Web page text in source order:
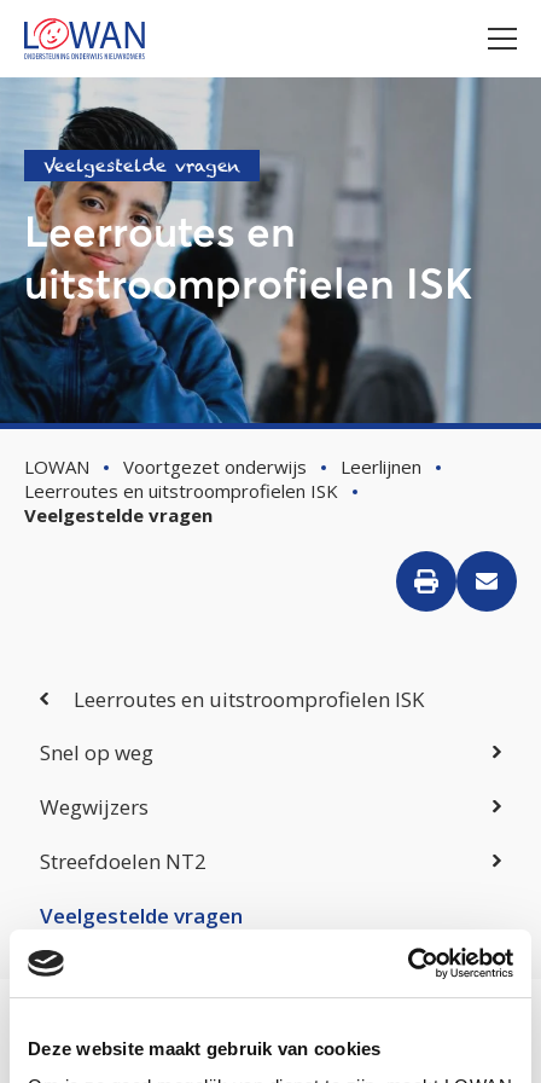
Deze website maakt gebruik van cookies
Veelgestelde vragen
Leerroutes en
uitstroomprofielen ISK
LOWAN Voortgezet onderwijs
Leerlijnen
Leerroutes en uitstroomprofielen ISK
Veelgestelde vragen
Leerroutes en uitstroomprofielen ISK
Snel op weg
Wegwijzers
Streefdoelen NT2
Veelgestelde vragen
Veelgestelde vragen